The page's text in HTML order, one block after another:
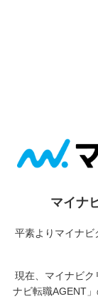
マイナ
平素よりマイナビ
現在、マイナビク
ナビ転職AGENT